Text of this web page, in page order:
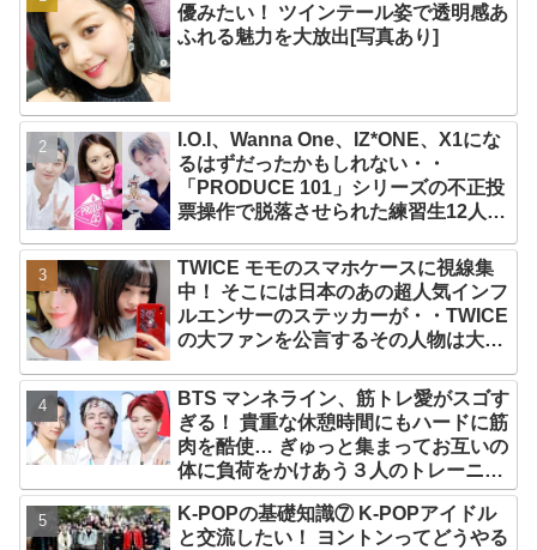
優みたい！ ツインテール姿で透明感あ
ふれる魅力を大放出[写真あり]
I.O.I、Wanna One、IZ*ONE、X1にな
るはずだったかもしれない・・
「PRODUCE 101」シリーズの不正投
票操作で脱落させられた練習生12人の
TWICE モモのスマホケースに視線集
中！ そこには日本のあの超人気インフ
ルエンサーのステッカーが・・TWICE
の大ファンを公言するその人物は大よ
と話題沸騰
BTS マンネライン、筋トレ愛がスゴす
ぎる！ 貴重な休憩時間にもハードに筋
肉を酷使… ぎゅっと集まってお互いの
体に負荷をかけあう３人のトレーニン
グ風景がかわいすぎるとファンくぎづ
け
K-POPの基礎知識⑦ K-POPアイドル
と交流したい！ ヨントンってどうやる